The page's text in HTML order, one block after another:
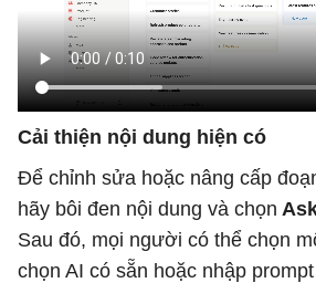
Cải thiện nội dung hiện có
Để chỉnh sửa hoặc nâng cấp
hãy bôi đen nội dung và chọn
Sau đó, mọi người có thể chọn
chọn AI có sẵn hoặc nhập